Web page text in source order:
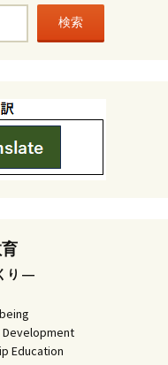
検索
り ―
Education